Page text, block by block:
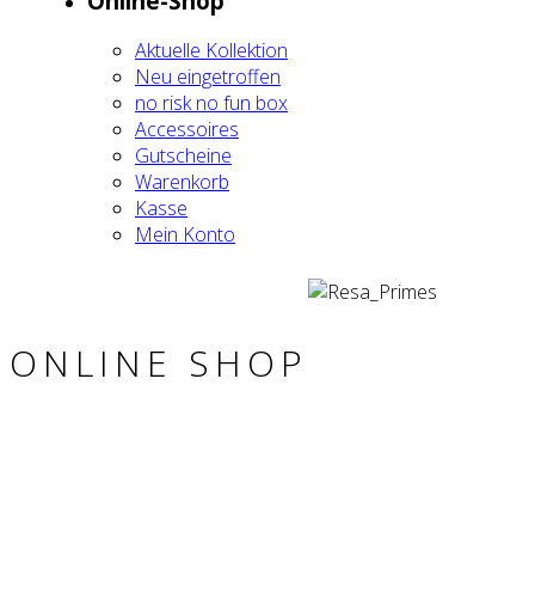
Aktu­el­le Kol­lek­ti­on
Neu ein­ge­trof­fen
no risk no fun box
Acces­soires
Gut­schei­ne
Waren­korb
Kas­se
Mein Kon­to
ONLINE SHOP